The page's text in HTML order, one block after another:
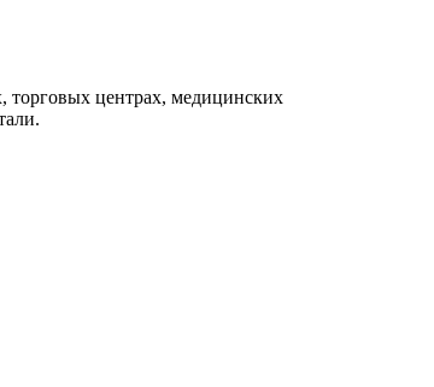
торговых центрах, медицинских